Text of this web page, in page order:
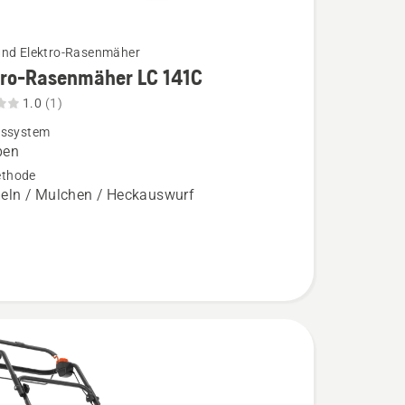
Elektro-Rasenmäher
Rasenmäher LC 141C
1.0 (1)
/ Mulchen / Heckauswurf